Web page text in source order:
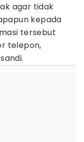
agar tidak
kepada
tersebut
telepon,